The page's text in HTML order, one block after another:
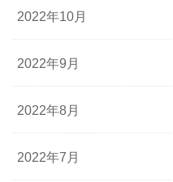
2022年10月
2022年9月
2022年8月
2022年7月